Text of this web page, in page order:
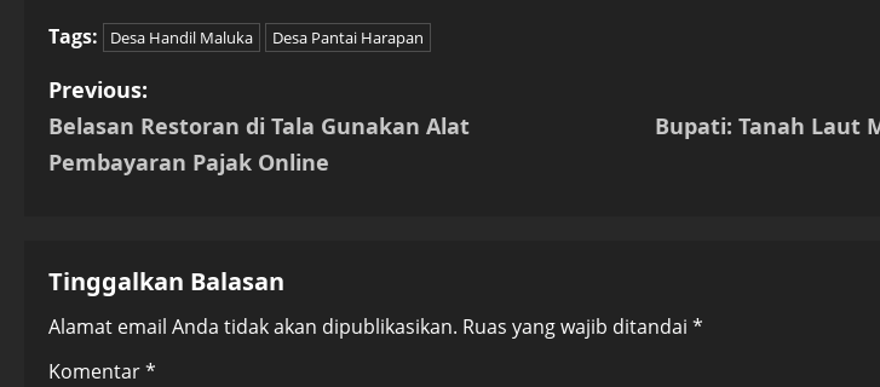
Tags: Desa Handil Maluka Desa Pantai Harapan
P
o
n
a
Previous:
Belasan Restoran di Tala Gunakan Alat
Pembayaran Pajak Online
Bupati: Tanah Laut
Tinggalkan Balasan
Alamat email Anda tidak akan dipublikasikan. Ruas yang wajib ditandai *
Komentar*